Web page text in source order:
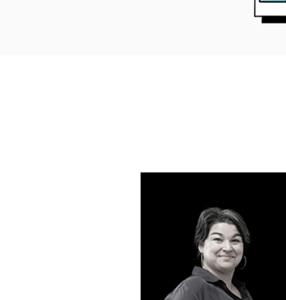
Nathalie CASSAGNE
Notre directrice